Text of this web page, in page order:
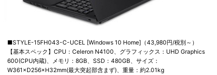
■STYLE-15FH043-C-UCEL [Windows 10 Home]（43,980円/税別～）
【基本スペック】CPU：Celeron N4100、グラフィックス：UHD Graphics
600(CPU内蔵)、メモリ：8GB、SSD：480GB、サイズ：
W361×D256×H32mm(最大突起部含まず)、重量：約2.01kg